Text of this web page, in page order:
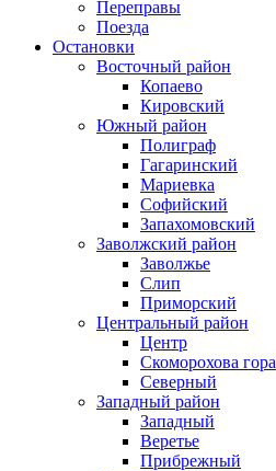
Переправы
Поезда
Остановки
Восточный район
Копаево
Кировский
Южный район
Полиграф
Гагаринский
Мариевка
Софийский
Запахомовский
Заволжский район
Заволжье
Слип
Приморский
Центральный район
Центр
Скоморохова гора
Северный
Западный район
Западный
Веретье
Прибрежный